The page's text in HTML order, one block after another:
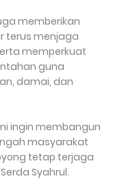
memberikan
terus menjaga
memperkuat
guna
damai, dan
ingin membangun
masyarakat
tetap terjaga
Syahrul.